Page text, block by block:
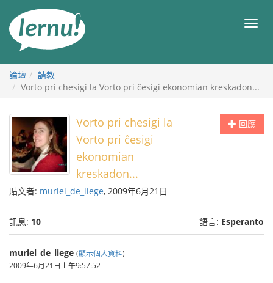
目
論壇
請教
Vorto pri chesigi la Vorto pri ĉesigi ekonomian kreskadon...
回應
Vorto pri chesigi la
Vorto pri ĉesigi
ekonomian
kreskadon...
貼文者: muriel_de_liege, 2009年6月21日
訊息: 10 語言: Esperanto
muriel_de_liege (顯示個人資料)
2009年6月21日上午9:57:52